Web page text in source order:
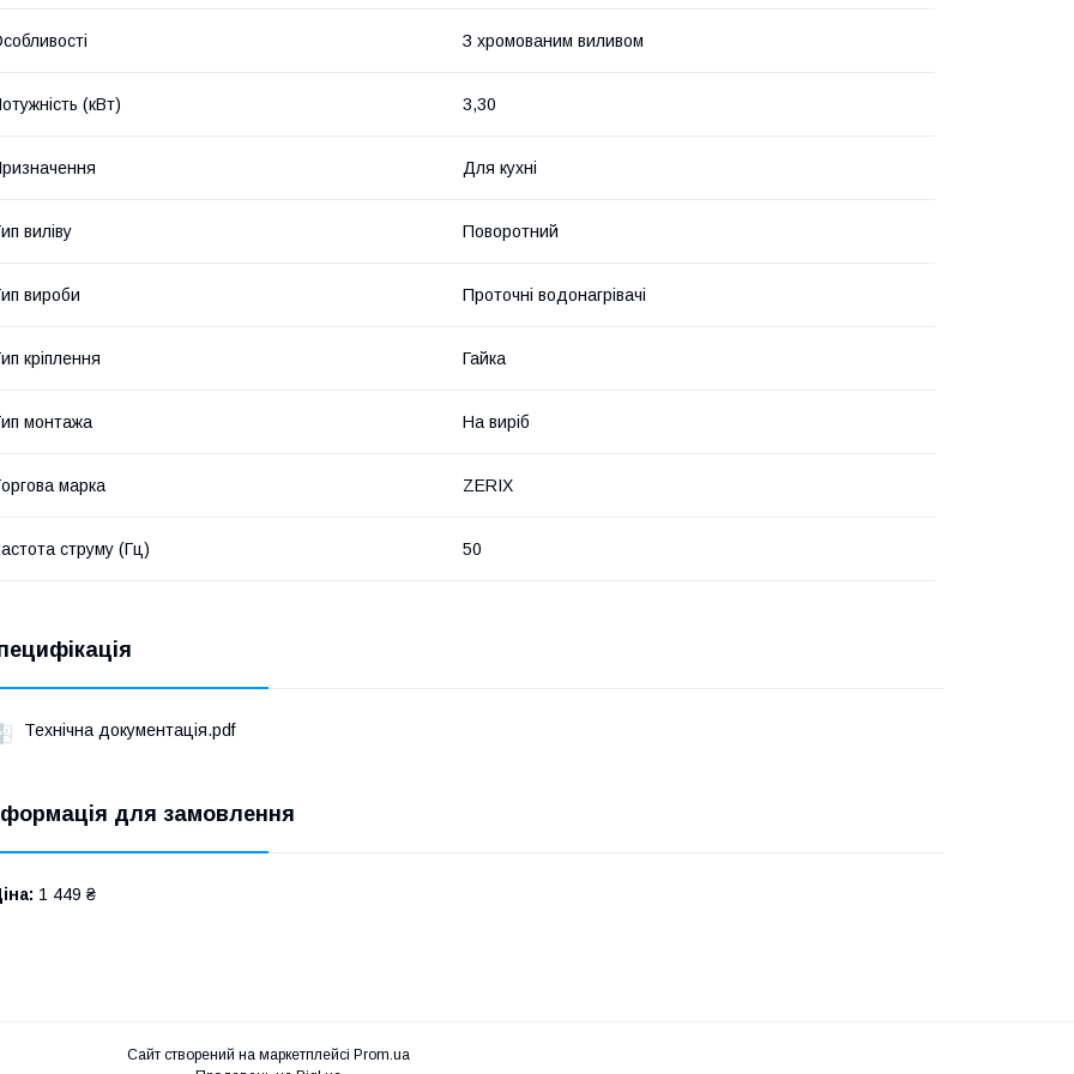
З хромованим виливом
(кВт) 3,30
Для кухні
виліву Поворотний
вироби Проточні водонагрівачі
кріплення Гайка
монтажа На виріб
марка ZERIX
струму (Гц) 50
Технічна документація.pdf
для замовлення
1 449 ₴
Сайт створений на маркетплейсі Prom.ua